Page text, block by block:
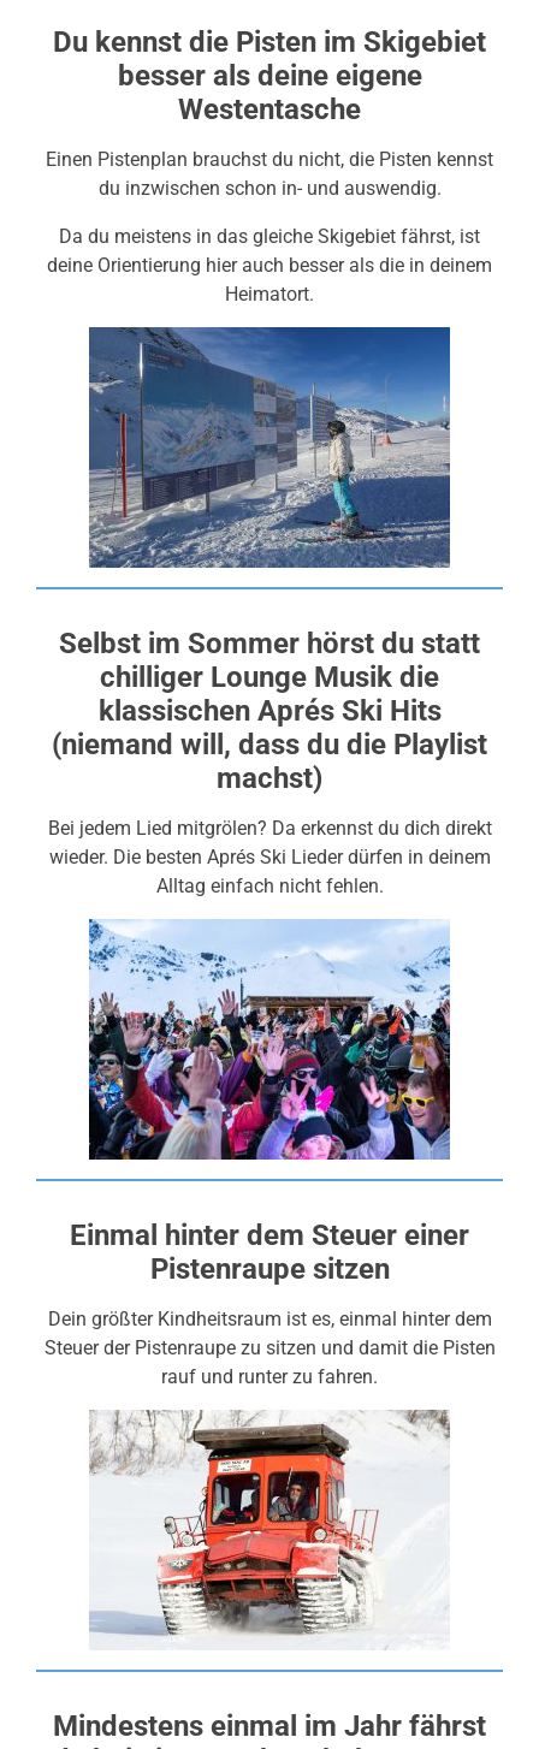
Du kennst die Pisten im Skigebiet
besser als deine eigene
Westentasche
Einen Pistenplan brauchst du nicht, die Pisten kennst
du inzwischen schon in- und auswendig.
Da du meistens in das gleiche Skigebiet fährst, ist
deine Orientierung hier auch besser als die in deinem
Heimatort.
Selbst im Sommer hörst du statt
chilliger Lounge Musik die
klassischen Aprés Ski Hits
(niemand will, dass du die Playlist
machst)
Bei jedem Lied mitgrölen? Da erkennst du dich direkt
wieder. Die besten Aprés Ski Lieder dürfen in deinem
Alltag einfach nicht fehlen.
Einmal hinter dem Steuer einer
Pistenraupe sitzen
Dein größter Kindheitsraum ist es, einmal hinter dem
Steuer der Pistenraupe zu sitzen und damit die Pisten
rauf und runter zu fahren.
Mindestens einmal im Jahr fährst